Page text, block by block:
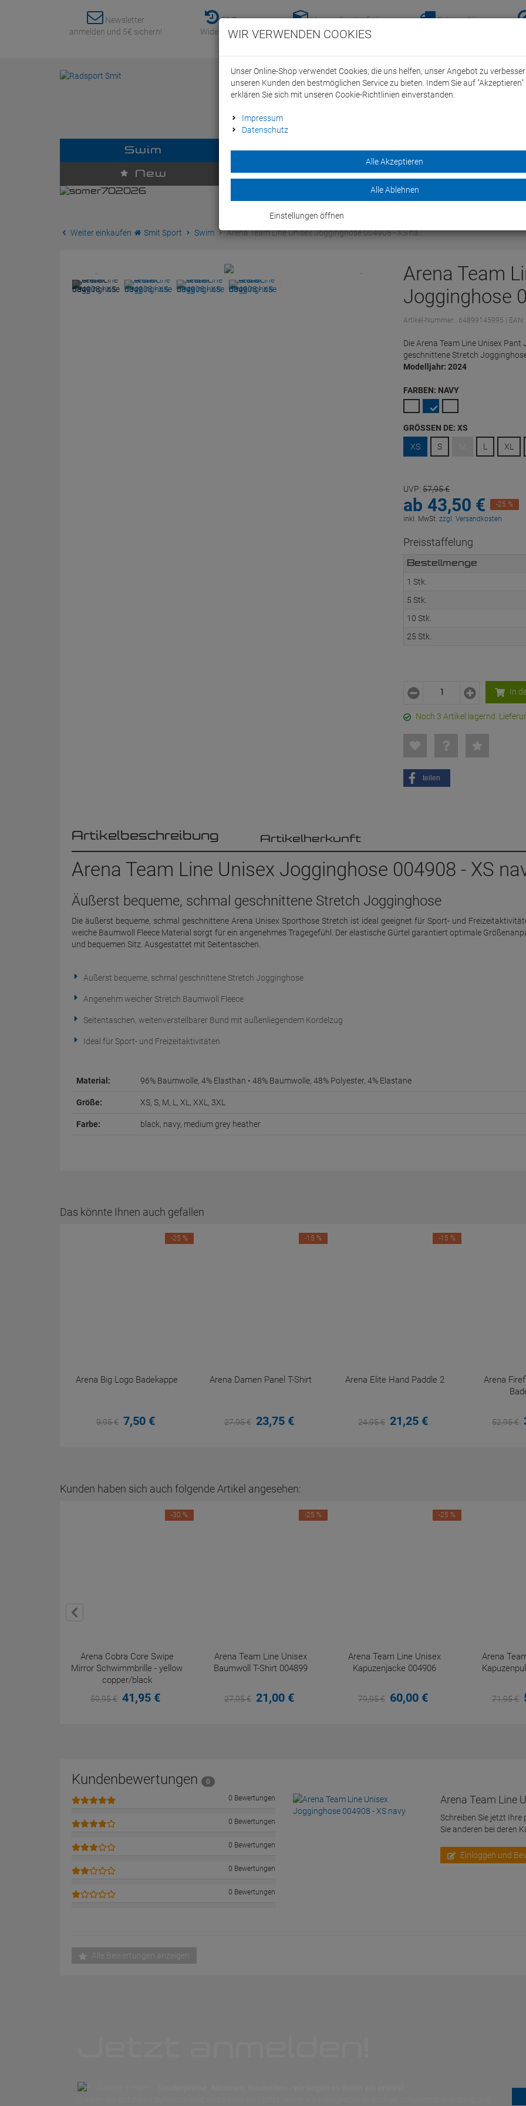
Newsletter
anmelden und 5€ sichern!
30 Tage
Widerrufsrecht
Versandkostenfreie-
Lieferung nach
Retoure hier
Swim Dein Swim Team Bike
New Marken Sale
Weiter einkaufen Smit Sport Swim Arena Team Line Unisex Jogginghose 004908 - XS na…
Arena Team
Jogginghose
Artikel-Nummer: 64899145995 |
Die Arena Team Line Unisex
geschnittene Stretch
Modelljahr: 2024
FARBEN: NAVY
GRÖSSEN DE: XS
XS
S L XL
UVP: 57,95€
ab 43,50 €
-25 %
inkl. MwSt. zzgl. Versandkosten
Preisstaffelung
Bestellmenge
1 Stk.
5 Stk.
10 Stk.
25 Stk.
In
Noch 3 Artikel lagernd.
teilen
Artikelbeschreibung Artikelherkunft
Arena Team Line Unisex Jogginghose 004908 - XS
Äußerst bequeme, schmal geschnittene Stretch Jogginghose
Die äußerst bequeme, schmal geschnittene Arena Unisex Sporthose Stretch ist ideal geeignet für Sport- und
weiche Baumwoll Fleece Material sorgt für ein angenehmes Tragegefühl. Der elastische Gürtel garantiert optimale
und bequemen Sitz. Ausgestattet mit Seitentaschen.
Äußerst bequeme, schmal geschnittene Stretch Jogginghose
Angenehm weicher Stretch Baumwoll Fleece
Seitentaschen, weitenverstellbarer Bund mit außenliegendem Kordelzug
Ideal für Sport- und Freizeitaktivitäten
Material: 96% Baumwolle, 4% Elasthan • 48% Baumwolle, 48% Polyester, 4% Elastane
Größe: XS, S, M, L, XL, XXL, 3XL
Farbe: black, navy, medium grey heather
Das könnte Ihnen auch gefallen
Arena Big Logo Badekappe
9,95€ 7,50 €
-25 %
Arena Damen Panel T-Shirt
27,95€ 23,75 €
-15 %
Arena Elite Hand Paddle 2
24,95€ 21,25 €
-15 %
Arena
52,95€
Kunden haben sich auch folgende Artikel angesehen:
Arena Cobra Core Swipe
Mirror Schwimmbrille - yellow
copper/black
59,95€ 41,95 €
-30 %
Arena Team Line Unisex
Baumwoll T-Shirt 004899
27,95€ 21,00 €
-25 %
Arena Team Line Unisex
Kapuzenjacke 004906
79,95€ 60,00 €
-25 %
Arena
71,95€
Kundenbewertungen
0
0 Bewertungen
0 Bewertungen
0 Bewertungen
0 Bewertungen
0 Bewertungen
Arena Team Line
Schreiben Sie jetzt
Sie anderen bei deren
Einloggen und
Alle Bewertungen anzeigen
WIR VERWENDEN COOKIES
Unser Online-Shop verwendet Cookies, die uns helfen, unser Angebot zu
unseren Kunden den bestmöglichen Service zu bieten. Indem Sie auf "Akzeptieren"
erklären Sie sich mit unseren Cookie-Richtlinien einverstanden.
Impressum
Datenschutz
Alle Akzeptieren
Alle Ablehnen
Einstellungen öffnen